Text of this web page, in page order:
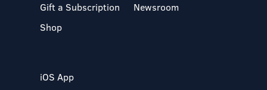
Gift a Subscription
Shop
Newsroom
iOS App